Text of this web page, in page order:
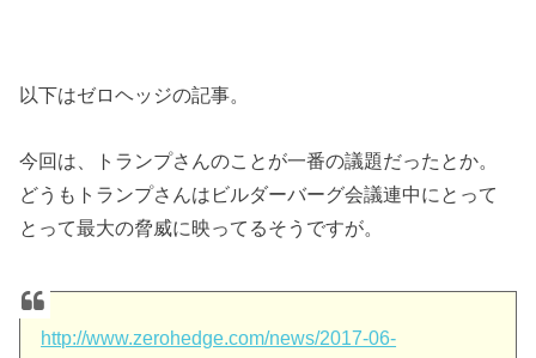
以下はゼロヘッジの記事。
今回は、トランプさんのことが一番の議題だったとか。
どうもトランプさんはビルダーバーグ会議連中にとって
とって最大の脅威に映ってるそうですが。
http://www.zerohedge.com/news/2017-06-